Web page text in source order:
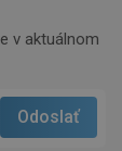
v aktuálnom